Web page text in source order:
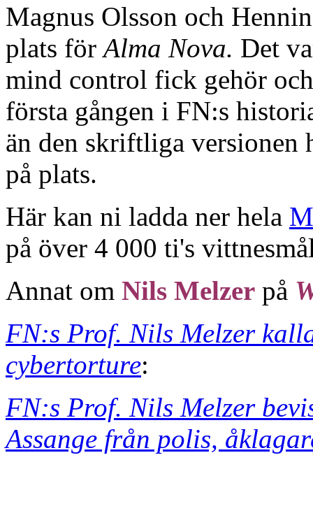
Magnus Olsson och
plats förAlma Nova. Det
mind control fick gehör
första gången i FN:s
än den skriftliga versionen
på plats.
Här kan ni ladda ner hela
på över 4 000 ti's
Annat om Nils Melzer på
FN:s Prof. Nils Melzer
cybertorture:
FN:s Prof. Nils Melzer
Assange från polis,